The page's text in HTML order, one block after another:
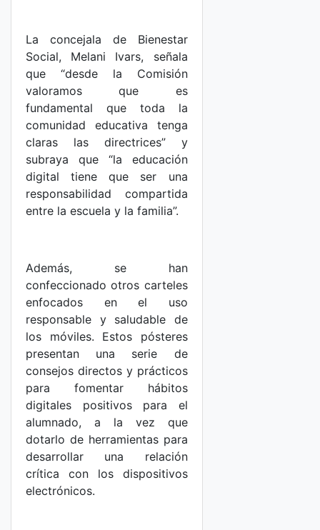
La concejala de Bienestar
Social, Melani Ivars, señala
que “desde la Comisión
valoramos que es
fundamental que toda la
comunidad educativa tenga
claras las directrices” y
subraya que “la educación
digital tiene que ser una
responsabilidad compartida
entre la escuela y la familia”.
Además, se han
confeccionado otros carteles
enfocados en el uso
responsable y saludable de
los móviles. Estos pósteres
presentan una serie de
consejos directos y prácticos
para fomentar hábitos
digitales positivos para el
alumnado, a la vez que
dotarlo de herramientas para
desarrollar una relación
crítica con los dispositivos
electrónicos.